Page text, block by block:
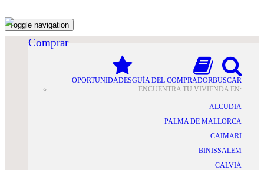
Toggle navigation
Comprar
BUSCAR
GUÍA DEL COMPRADOR
OPORTUNIDADES
ENCUENTRA TU VIVIENDA EN:
ALCUDIA
PALMA DE MALLORCA
CAIMARI
BINISSALEM
CALVIÀ